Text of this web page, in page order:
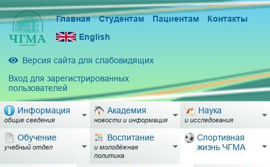
Главная Студентам Пациентам
Контакты
English
Версия сайта для слабовидящих
Вход для зарегистрированных
пользователей
Информация
общие сведения
Академия
новости и информация
Наука
и исследования
Обучение
учебный отдел
Воспитание
и молодёжная
политика
Спортивная
жизнь ЧГМА